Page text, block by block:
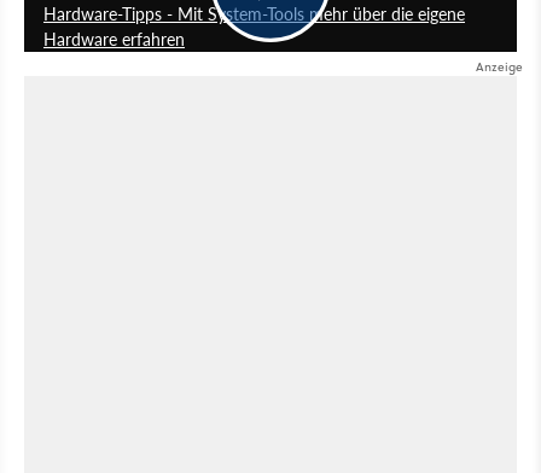
Hardware-Tipps - Mit System-Tools mehr über die eigene
Hardware erfahren